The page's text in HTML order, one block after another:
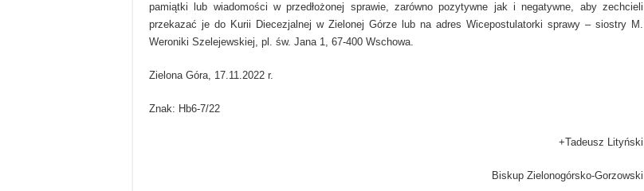
pamiątki lub wiadomości w przedłożonej sprawie, zarówno pozytywne jak i negatywne, aby zechcieli
przekazać je do Kurii Diecezjalnej w Zielonej Górze lub na adres Wicepostulatorki sprawy – siostry M.
Weroniki Szelejewskiej, pl. św. Jana 1, 67-400 Wschowa.
Zielona Góra, 17.11.2022 r.
Znak: Hb6-7/22
+Tadeusz Lityński
Biskup Zielonogórsko-Gorzowski